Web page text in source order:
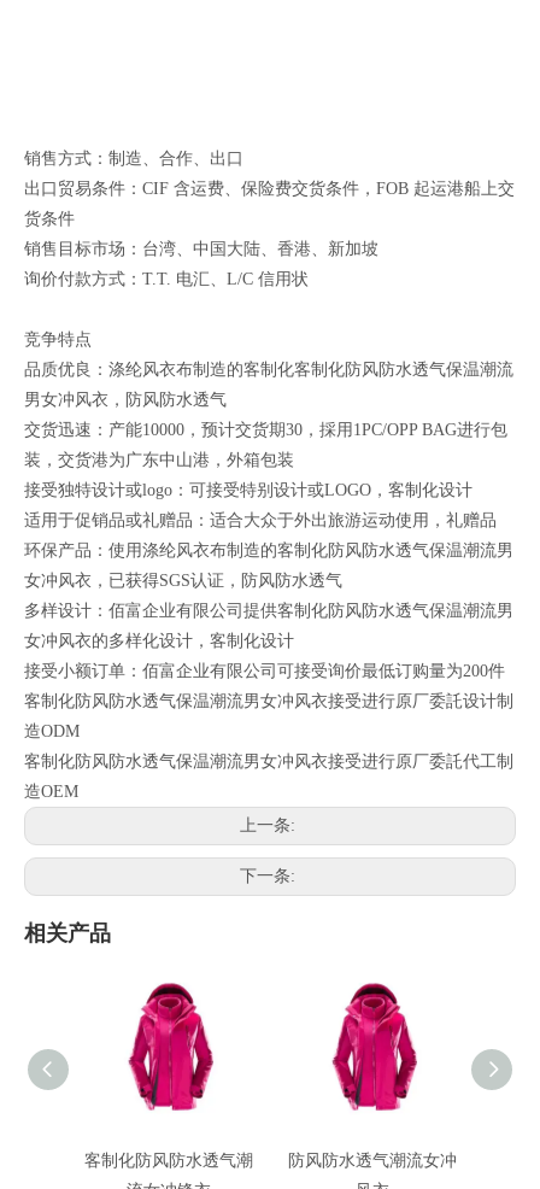
销售方式：制造、合作、出口
出口贸易条件：CIF 含运费、保险费交货条件，FOB 起运港船上交
货条件
销售目标市场：台湾、中国大陆、香港、新加坡
询价付款方式：T.T. 电汇、L/C 信用状
竞争特点
品质优良：涤纶风衣布制造的客制化客制化防风防水透气保温潮流
男女冲风衣，防风防水透气
交货迅速：产能10000，预计交货期30，採用1PC/OPP BAG进行包
装，交货港为广东中山港，外箱包装
接受独特设计或logo：可接受特别设计或LOGO，客制化设计
适用于促销品或礼赠品：适合大众于外出旅游运动使用，礼赠品
环保产品：使用涤纶风衣布制造的客制化防风防水透气保温潮流男
女冲风衣，已获得SGS认证，防风防水透气
多样设计：佰富企业有限公司提供客制化防风防水透气保温潮流男
女冲风衣的多样化设计，客制化设计
接受小额订单：佰富企业有限公司可接受询价最低订购量为200件
客制化防风防水透气保温潮流男女冲风衣接受进行原厂委託设计制
造ODM
客制化防风防水透气保温潮流男女冲风衣接受进行原厂委託代工制
造OEM
上一条:
下一条:
相关产品
客制化防风防水透气潮
防风防水透气潮流女冲